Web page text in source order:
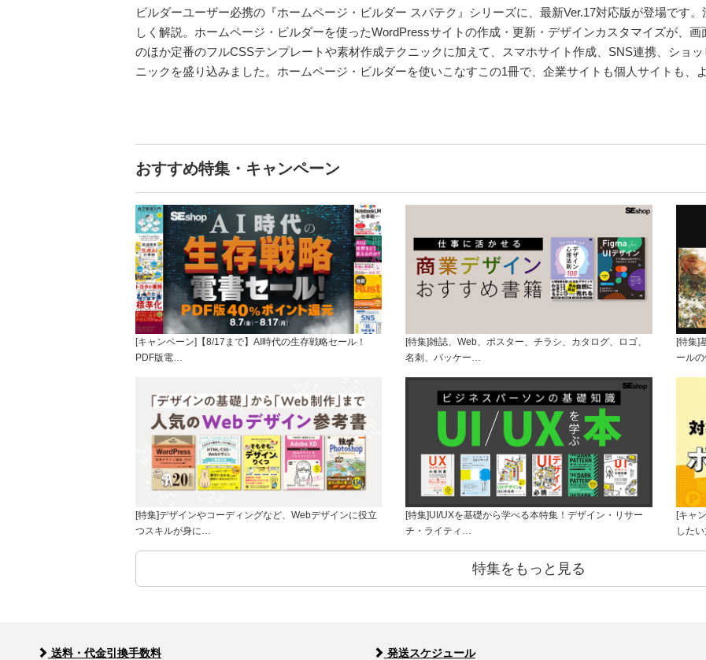
ビルダーユーザー必携の『ホームページ・ビルダー スパテク』シリーズに、最新Ver.17対応版が登場です
しく解説。ホームページ・ビルダーを使ったWordPressサイトの作成・更新・デザインカスタマイズが、
のほか定番のフルCSSテンプレートや素材作成テクニックに加えて、スマホサイト作成、SNS連携、ショ
ニックを盛り込みました。ホームページ・ビルダーを使いこなすこの1冊で、企業サイトも個人サイトも、
おすすめ特集・キャンペーン
[キャンペーン]【8/17まで】AI時代の生存戦略セール！
PDF版電…
[特集]雑誌、Web、ポスター、チラシ、カタログ、ロゴ、
名刺、パッケー…
[特集]
ール
[特集]デザインやコーディングなど、Webデザインに役立
つスキルが身に…
[特集]UI/UXを基礎から学べる本特集！デザイン・リサー
チ・ライティ…
[キャ
した
特集をもっと見る
送料・代金引換手数料 発送スケジュール